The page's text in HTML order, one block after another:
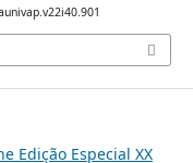
Edição Especial XX